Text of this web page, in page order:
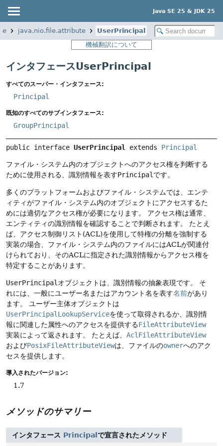
Java SE 25 & JDK 25
java.nio.file.attribute
UserPrincipal
機械翻訳について
インタフェースUserPrincipal
すべてのスーパー・インタフェース:
Principal
既知のすべてのサブインタフェース:
GroupPrincipal
public interface UserPrincipal extends Principal
ファイル・システム内のオブジェクトへのアクセス権を判断する
ために使用される、識別情報を表すPrincipal です。
多くのプラットフォームおよびファイル・システムでは、エンテ
ィティがファイル・システム内のオブジェクトにアクセスするた
めには適切なアクセス権が必要になります。
アクセス権は通常、
エンティティの識別情報を確認することで判断されます。
たとえ
ば、アクセス制御リスト(ACL)を使用して特権の分離を強制する
実装の場合、ファイル・システム内のファイルにはACLが関連付
けられており、そのACLに指定された識別情報からアクセス権を
特定することがあります。
UserPrincipalオブジェクトは、識別情報の抽象表現です。
そ
れには、一般にユーザー名またはアカウント名を表す名前があり
ます。
ユーザー主体オブジェクトは
UserPrincipalLookupServiceを使って取得されるか、識別情
報に関連した属性へのアクセスを提供するFileAttributeView
実装によって返されます。
たとえば、 AclFileAttributeView
およびPosixFileAttributeViewは、ファイルのownerへのアク
セスを提供します。
導入されたバージョン:
1.7
メソッドのサマリー
インタフェース Principal で宣言されたメソッド